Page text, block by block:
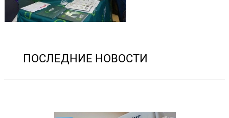
ПОСЛЕДНИЕ НОВОСТИ